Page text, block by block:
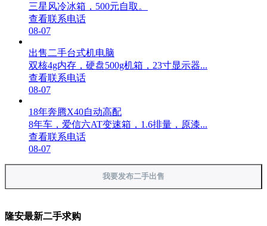
三星风冷冰箱，500元自取。
查看联系电话
08-07
出售二手台式机电脑
双核4g内存，硬盘500g机箱，23寸显示器...
查看联系电话
08-07
18年奔腾X40自动高配
8年车，爱信六AT变速箱，1.6排量，原漆...
查看联系电话
08-07
我要发布二手出售
隆安最新二手求购